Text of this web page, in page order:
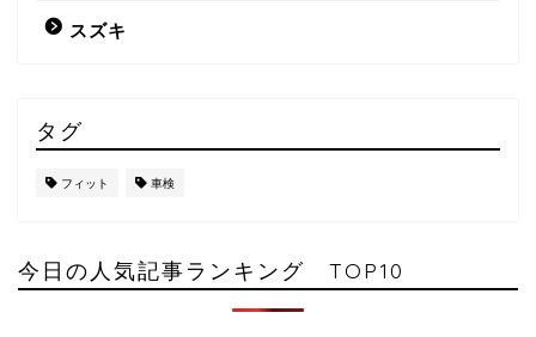
スズキ
タグ
フィット 車検
今日の人気記事ランキング TOP10